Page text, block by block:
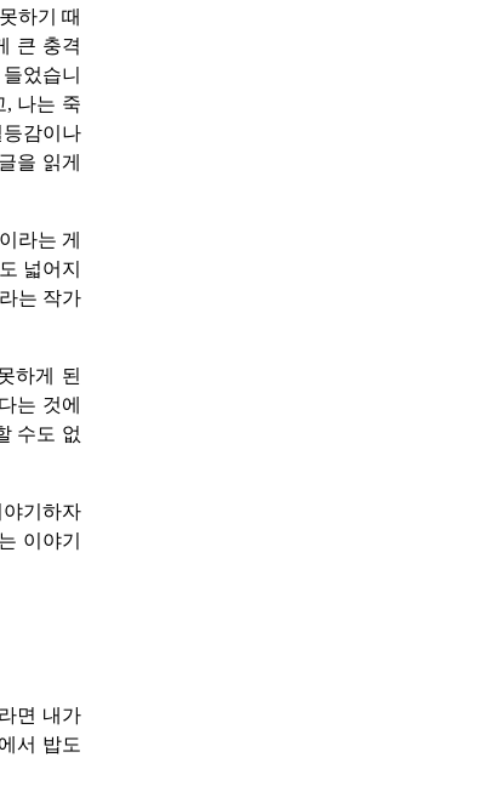
하기 때
큰 충격
었습니
, 나는 죽
감이나
을 읽게
라는 게
넓어지
는 작가
하게 된
는 것에
수도 없
기하자
이야기
면 내가
서 밥도